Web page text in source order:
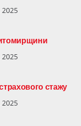
2025
2025
стажу
2025